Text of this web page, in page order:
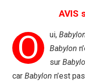
AVIS
O ui,
Babylon
sur
car Babylon n’est